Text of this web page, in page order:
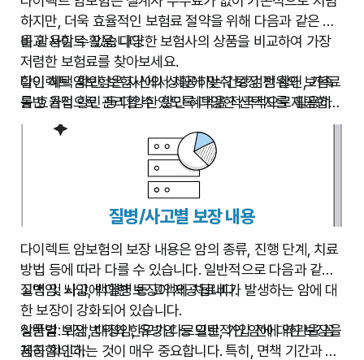
하지만, 더욱 효율적인 보험료 절약을 위해 다음과 같은 팁
을 활용할 수 있습니다.
비교 사이트 활용:다양한 보험사의 상품을 비교하여 가장
저렴한 보험료를 찾아보세요.
할인 혜택 확인:보험사에서 제공하는 건강검진 할인, 가족
동반 가입 할인 등 다양한 할인 혜택을 적극적으로 활용하
세요.
일시납보다 분납으로 납입하면 초기 부담을
줄일 수 있습니다. (단, 총 납입 금액은 증가할 수 있으므로
자신에게 필요 없는 특약은 제거하여
보험료를 낮추세요.
장기 가입:장기 가입 시 보험료 할인 혜택을 받을 수 있는
경우가 있습니다.
다이렉트 암보험은 자신의 상황에 맞춰 보장 범위와 보험료
를 효율적으로 관리할 수 있도록 다양한 선택지를 제공합니
다. 위의 팁들을 참고하여 더욱 경제적인 암 보장을 마련하
질병/사고별 보장 내용
다이렉트 암보험의 보장 내용은 암의 종류, 진행 단계, 치료
방법 등에 따라 다를 수 있습니다. 일반적으로 다음과 같은
질병 및 사고에 대한 보장이 제공됩니다.
고액암:뇌암, 백혈병 등 고액의 치료비가 발생하는 암에 대
한 보장이 강화되어 있습니다.
일반암:위암, 대장암, 유방암 등 일반적인 암에 대한 보장을
제공합니다.
상품별 보장 범위와 한도가 다르므로, 가입 전에 약관을 꼼
꼼히 확인하는 것이 매우 중요합니다. 특히, 면책 기간과 감